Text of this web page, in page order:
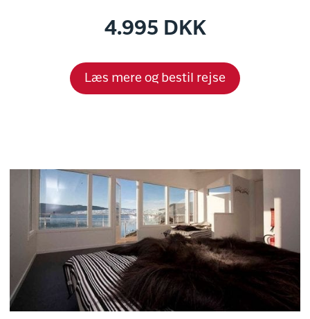
4.995 DKK
Læs mere og bestil rejse